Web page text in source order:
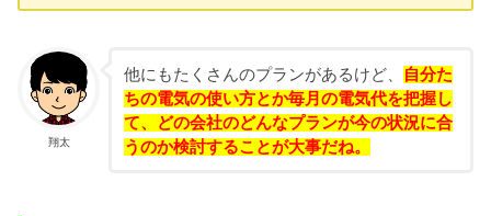
翔太
他にもたくさんのプランがあるけど、
自分た
ちの電気の使い方とか毎月の電気代を把握し
て、どの会社のどんなプランが今の状況に合
うのか検討することが大事だね。